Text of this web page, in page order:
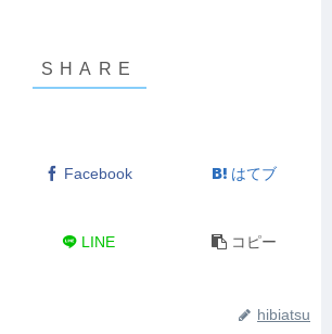
Facebook はてブ
LINE コピー
hibiatsu